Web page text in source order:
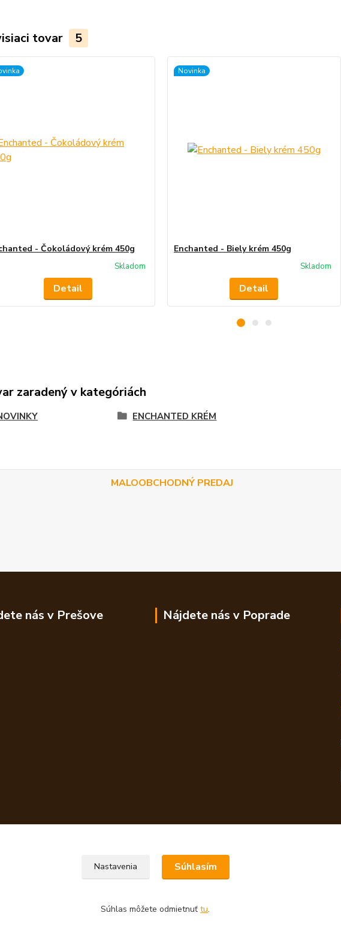
tovar 5
- Čokoládový krém 450g
Skladom
Detail
Novinka
Enchanted - Biely krém 450g
Skladom
Detail
zaradený v kategóriách
ENCHANTED KRÉM
MALOOBCHODNÝ PREDAJ
nás v Prešove Nájdete nás v Poprade
Nastavenia Súhlasím
Súhlas môžete odmietnuť tu.